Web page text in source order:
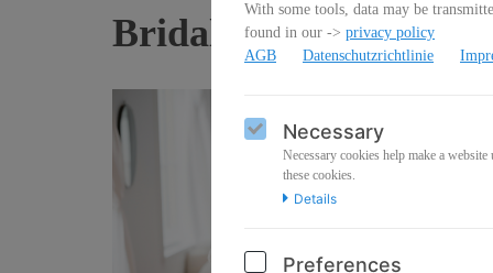
Bridal Business
With some tools, data may be
found in our -> privacy policy
AGB
Datenschutzrichtlinie
Necessary
Necessary cookies help make a
these cookies.
Details
Preferences